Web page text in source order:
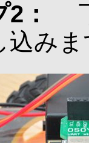
2：
込みま